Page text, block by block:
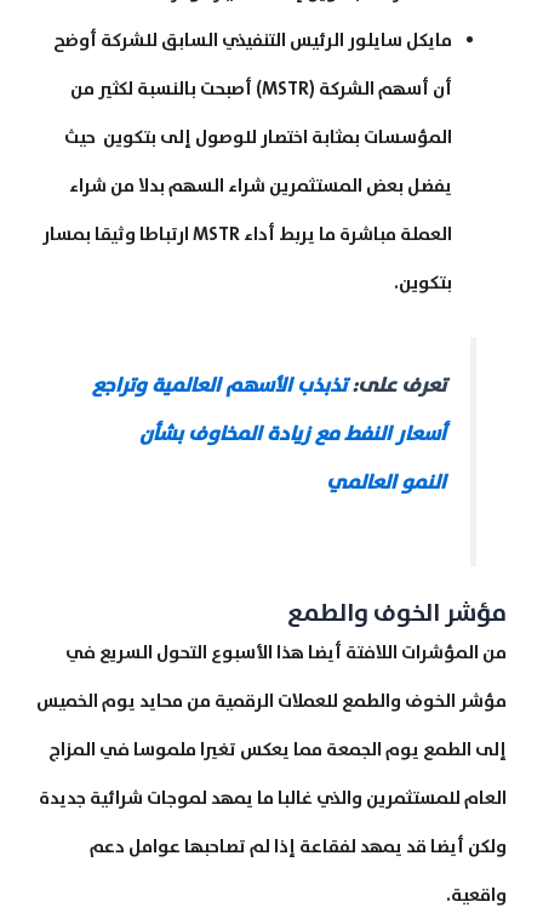
مايكل سايلور الرئيس التنفيذي السابق للشركة أوضح
أن أسهم الشركة (MSTR) أصبحت بالنسبة لكثير من
المؤسسات بمثابة اختصار للوصول إلى بتكوين حيث
يفضل بعض المستثمرين شراء السهم بدلا من شراء
العملة مباشرة ما يربط أداء MSTR ارتباطا وثيقا بمسار
بتكوين.
تعرف على:تذبذب الأسهم العالمية وتراجع
أسعار النفط مع زيادة المخاوف بشأن
النمو العالمي
مؤشر الخوف والطمع
من المؤشرات اللافتة أيضا هذا الأسبوع التحول السريع في
مؤشر الخوف والطمع للعملات الرقمية من محايد يوم الخميس
إلى الطمع يوم الجمعة مما يعكس تغيرا ملموسا في المزاج
العام للمستثمرين والذي غالبا ما يمهد لموجات شرائية جديدة
ولكن أيضا قد يمهد لفقاعة إذا لم تصاحبها عوامل دعم
واقعية.